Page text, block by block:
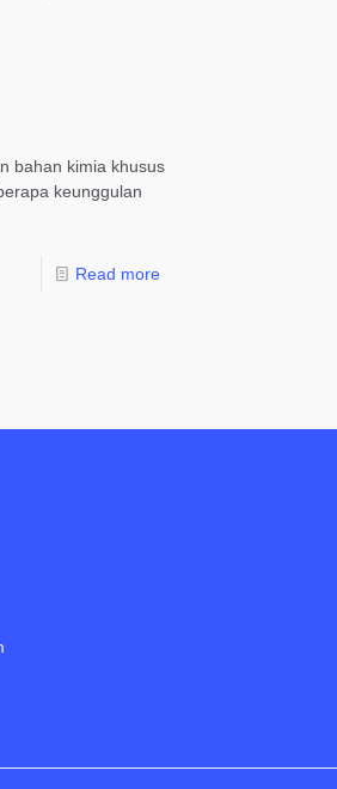
bahan kimia khusus
keunggulan
Read more